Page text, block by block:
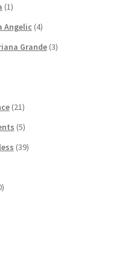
(1)
Angelic (4)
Grande (3)
(21)
(5)
(39)